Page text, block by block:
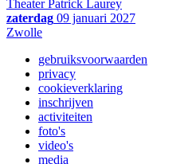
Theater Patrick Laurey
zaterdag 09 januari 2027
Zwolle
gebruiksvoorwaarden
privacy
cookieverklaring
inschrijven
activiteiten
foto's
video's
media